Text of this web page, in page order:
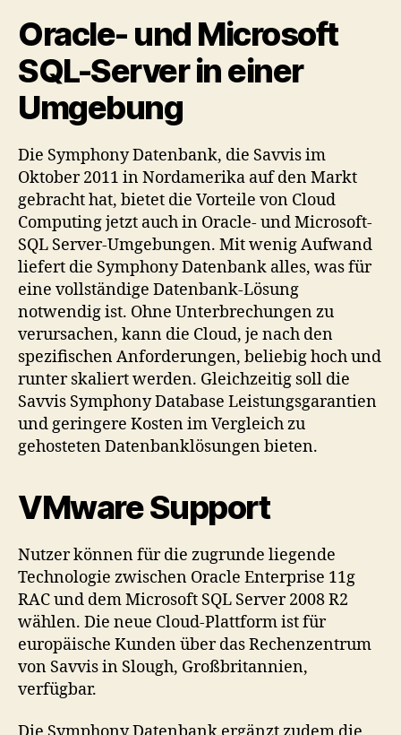
Oracle- und Microsoft
SQL-Server in einer
Umgebung
Die Symphony Datenbank, die Savvis im
Oktober 2011 in Nordamerika auf den Markt
gebracht hat, bietet die Vorteile von Cloud
Computing jetzt auch in Oracle- und Microsoft-
SQL Server-Umgebungen. Mit wenig Aufwand
liefert die Symphony Datenbank alles, was für
eine vollständige Datenbank-Lösung
notwendig ist. Ohne Unterbrechungen zu
verursachen, kann die Cloud, je nach den
spezifischen Anforderungen, beliebig hoch und
runter skaliert werden. Gleichzeitig soll die
Savvis Symphony Database Leistungsgarantien
und geringere Kosten im Vergleich zu
gehosteten Datenbanklösungen bieten.
VMware Support
Nutzer können für die zugrunde liegende
Technologie zwischen Oracle Enterprise 11g
RAC und dem Microsoft SQL Server 2008 R2
wählen. Die neue Cloud-Plattform ist für
europäische Kunden über das Rechenzentrum
von Savvis in Slough, Großbritannien,
verfügbar.